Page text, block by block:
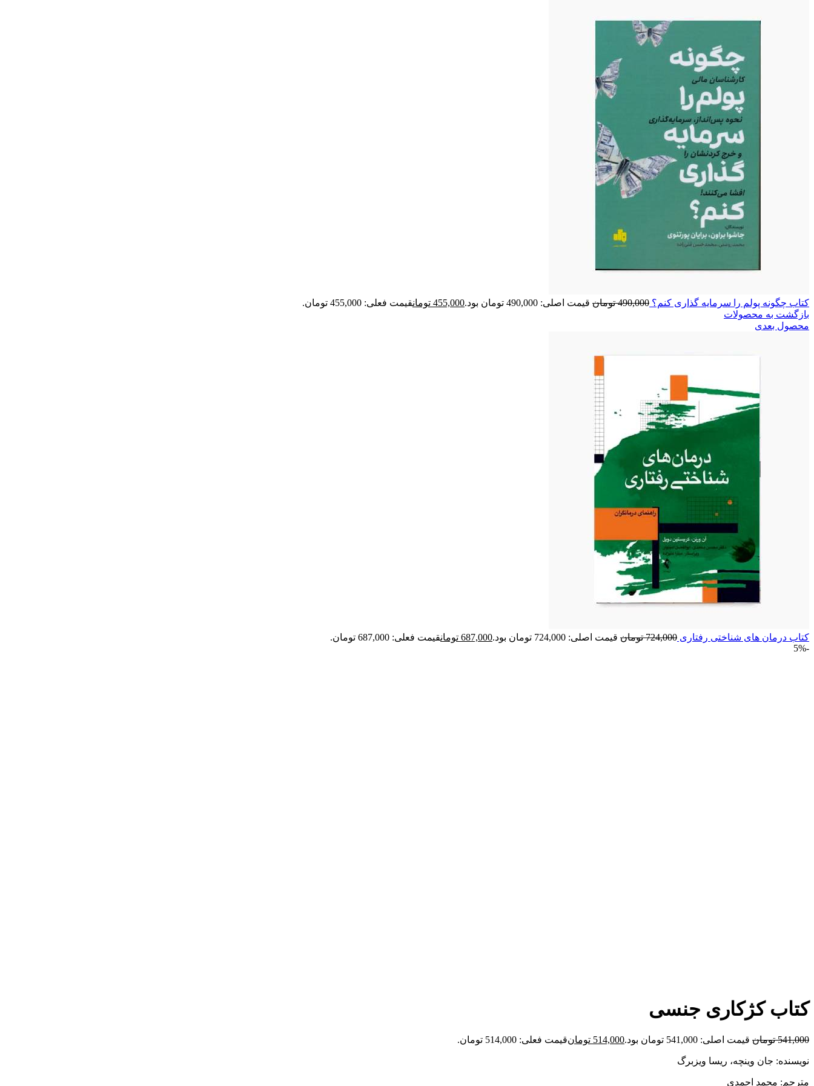
کتاب چگونه پولم را سرمایه گذاری کنم؟ 490,000 تومان قیمت اصلی: 490,000 تومان بود. 455,000 تومانقیمت فعلی: 455,000 تومان.
بازگشت به محصولات
محصول بعدی
کتاب درمان های شناختی رفتاری 724,000 تومان قیمت اصلی: 724,000 تومان بود. 687,000 تومانقیمت فعلی: 687,000 تومان.
-5%
کتاب کژکاری جنسی
541,000 تومان قیمت اصلی: 541,000 تومان بود. 514,000 تومانقیمت فعلی: 514,000 تومان.
نویسنده: جان وینچه، ریسا ویزبرگ
مترجم: محمد احمدی